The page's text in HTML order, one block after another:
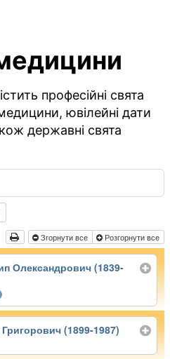
професійні свята
ювілейні дати
державні свята
Згорнути все Розгорнути все
Олександрович (1839-
(1899-1987)